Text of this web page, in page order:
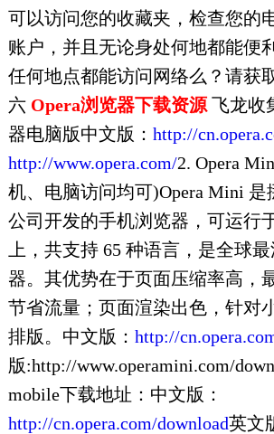
可以访问您的收藏夹，检查您的
账户，并且无论身处何地都能便
任何地点都能访问网络么？请获
六 Opera浏览器下载资源飞龙收
器电脑版中文版： http://
http://www.opera.com/2. Opera
机、电脑访问均可)Opera Mini 是
公司开发的手机浏览器，可运行
上，共支持 65 种语言，是全球
器。其优势在于页面压缩率高，
节省流量；页面渲染出色，针对
排版。中文版： http://
版:http://www.operamini.com/
mobile下载地址：中文版：
http://cn.opera.com/download英文